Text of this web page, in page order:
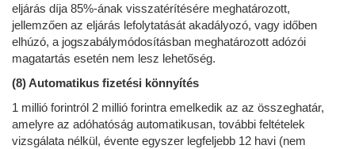
eljárás díja 85%-ának visszatérítésére meghatározott,
jellemzően az eljárás lefolytatását akadályozó, vagy időben
elhúzó, a jogszabálymódosításban meghatározott adózói
magatartás esetén nem lesz lehetőség.
(8) Automatikus fizetési könnyítés
1 millió forintról 2 millió forintra emelkedik az az összeghatár,
amelyre az adóhatóság automatikusan, további feltételek
vizsgálata nélkül, évente egyszer legfeljebb 12 havi (nem